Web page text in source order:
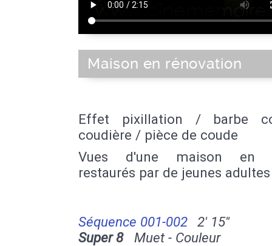
Maison en rénovation
Effet pixillation / barbe
coudière / pièce de coude
Vues d'une maison en
restaurés par de jeunes adultes
Séquence 001-002
2' 15''
Super 8Muet - Couleur